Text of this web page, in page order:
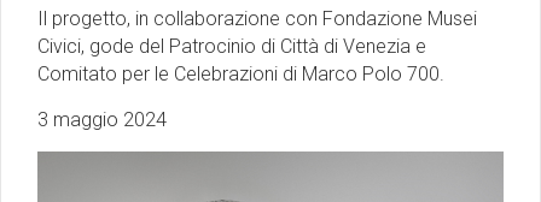
Il progetto, in collaborazione con Fondazione Musei
Civici, gode del Patrocinio di Città di Venezia e
Comitato per le Celebrazioni di Marco Polo 700.
3 maggio 2024